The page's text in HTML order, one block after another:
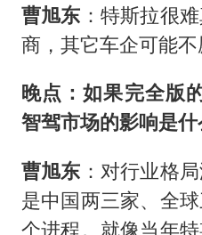
曹旭东 ：特斯拉很
商，其它车企可能不
晚点：如果完全版
智驾市场的影响是什
曹旭东 ：对行业格
是中国两三家、全
个进程。就像当年